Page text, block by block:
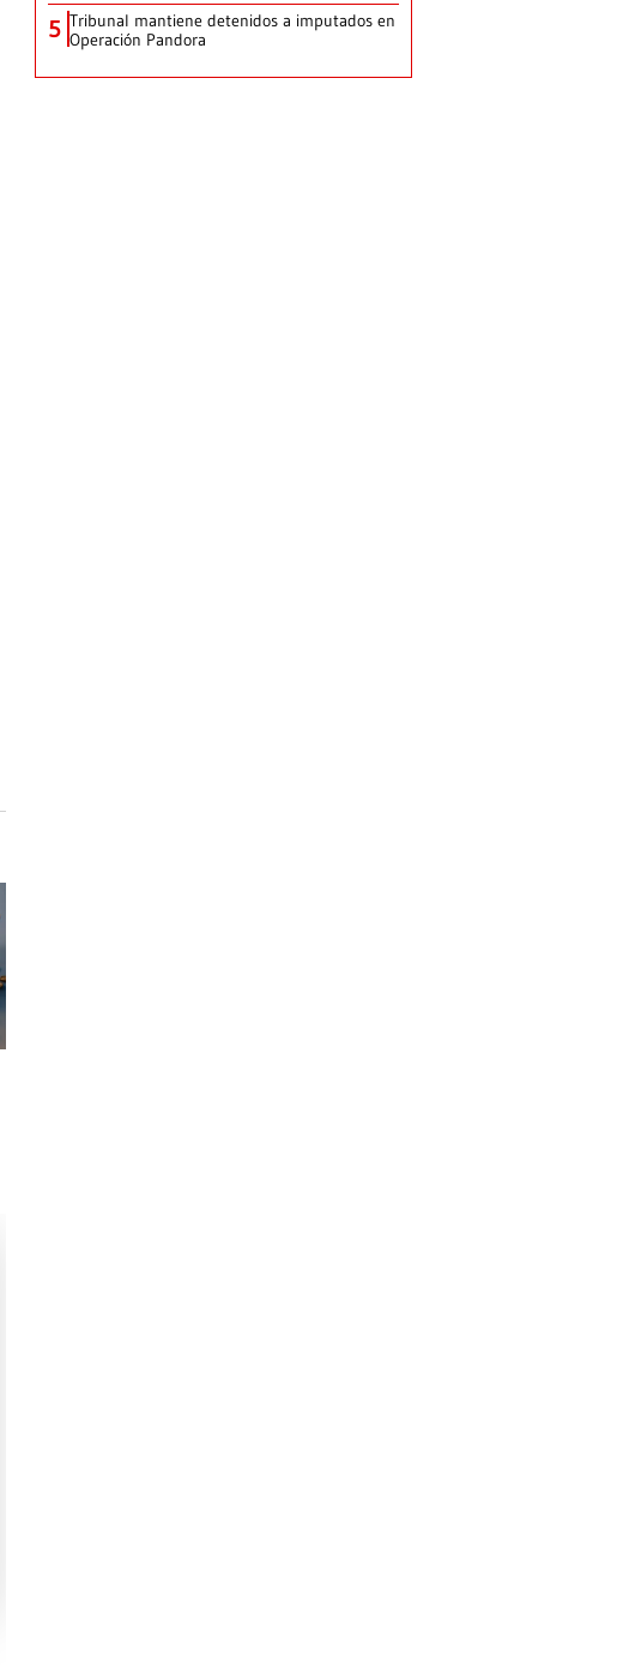
5 Tribunal mantiene detenidos a imputados en
Operación Pandora